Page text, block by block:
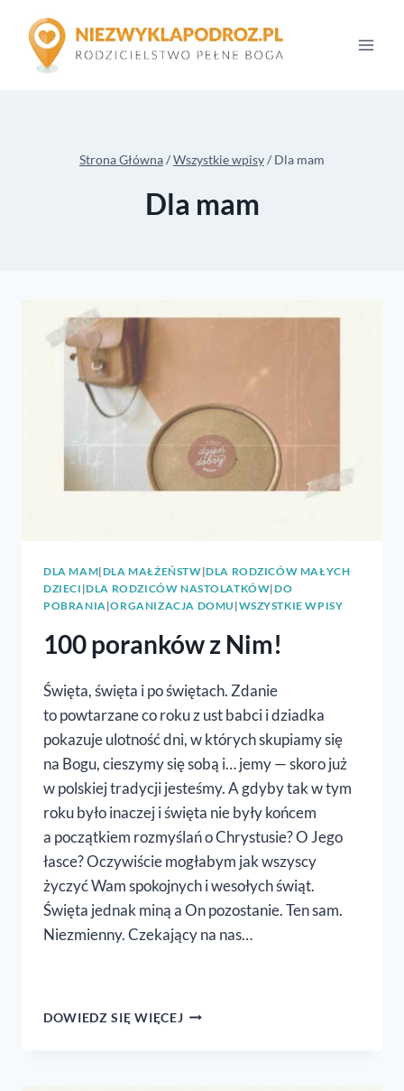
treści
Strona Główna/Wszystkie wpisy/ Dla mam
Dla mam
DLA MAM|DLA MAŁŻEŃSTW|DLA RODZICÓW MAŁYCH
DZIECI |DLA RODZICÓW NASTOLATKÓW|DO
POBRANIA |ORGANIZACJA DOMU |WSZYSTKIE WPISY
100 poranków z Nim!
Święta, święta i po świętach. Zdanie
to powtarzane co roku z ust babci i dziadka
pokazuje ulotność dni, w których skupiamy się
na Bogu, cieszymy się sobą i… jemy — skoro już
w polskiej tradycji jesteśmy. A gdyby tak w tym
roku było inaczej i święta nie były końcem
a początkiem rozmyślań o Chrystusie? O Jego
łasce? Oczywiście mogłabym jak wszyscy
życzyć Wam spokojnych i wesołych świąt.
Święta jednak miną a On pozostanie. Ten sam.
Niezmienny. Czekający na nas…
DOWIEDZ SIĘ WIĘCEJ 100